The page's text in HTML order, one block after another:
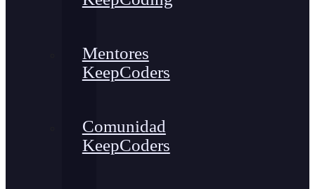
Mentores
KeepCoders
Comunidad
KeepCoders